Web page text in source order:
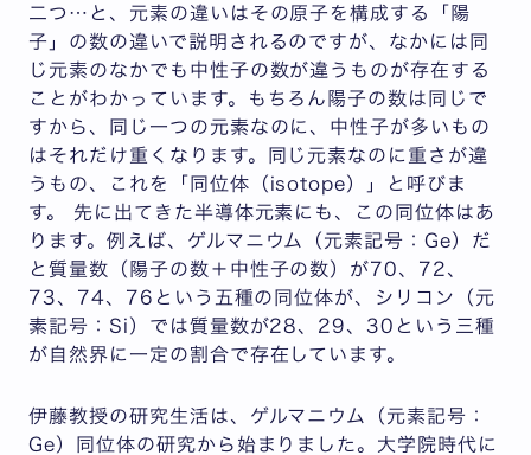
二つ…と、元素の違いはその原子を構成する「陽
子」の数の違いで説明されるのですが、なかには同
じ元素のなかでも中性子の数が違うものが存在する
ことがわかっています。もちろん陽子の数は同じで
すから、同じ一つの元素なのに、中性子が多いもの
はそれだけ重くなります。同じ元素なのに重さが違
うもの、これを「同位体（isotope）」と呼びま
す。 先に出てきた半導体元素にも、この同位体はあ
ります。例えば、ゲルマニウム（元素記号：Ge）だ
と質量数（陽子の数＋中性子の数）が70、72、
73、74、76という五種の同位体が、シリコン（元
素記号：Si）では質量数が28、29、30という三種
が自然界に一定の割合で存在しています。
伊藤教授の研究生活は、ゲルマニウム（元素記号：
Ge）同位体の研究から始まりました。大学院時代に